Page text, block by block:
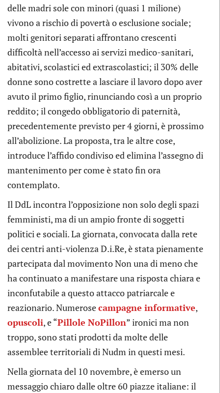
delle madri sole con minori (quasi 1 milione)
vivono a rischio di povertà o esclusione sociale;
molti genitori separati affrontano crescenti
difficoltà nell’accesso ai servizi medico-sanitari,
abitativi, scolastici ed extrascolastici; il 30% delle
donne sono costrette a lasciare il lavoro dopo aver
avuto il primo figlio, rinunciando così a un proprio
reddito; il congedo obbligatorio di paternità,
precedentemente previsto per 4 giorni, è prossimo
all’abolizione. La proposta, tra le altre cose,
introduce l’affido condiviso ed elimina l’assegno di
mantenimento per come è stato fin ora
contemplato.
Il DdL incontra l’opposizione non solo degli spazi
femministi, ma di un ampio fronte di soggetti
politici e sociali. La giornata, convocata dalla rete
dei centri anti-violenza D.i.Re, è stata pienamente
partecipata dal movimento Non una di meno che
ha continuato a manifestare una risposta chiara e
inconfutabile a questo attacco patriarcale e
reazionario. Numerosecampagne informative,
opuscoli, e “Pillole NoPillon” ironici ma non
troppo, sono stati prodotti da molte delle
assemblee territoriali di Nudm in questi mesi.
Nella giornata del 10 novembre, è emerso un
messaggio chiaro dalle oltre 60 piazze italiane: il